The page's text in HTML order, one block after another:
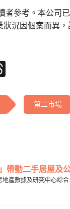
者參考。本公司
況因個案而異
第二市場
」帶動二手居屋及
地產數據及研究中心綜